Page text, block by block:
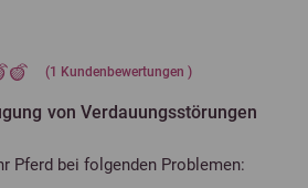
(1 Kundenbewertungen )
von Verdauungsstörungen
Pferd bei folgenden Problemen: